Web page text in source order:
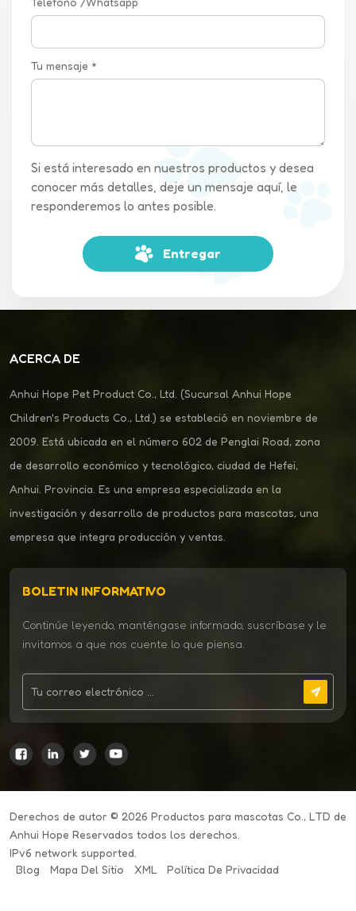
Tu mensaje *
Si está interesado en nuestros productos y desea
conocer más detalles, deje un mensaje aquí, le
responderemos lo antes posible.
Entregar
ACERCA DE
Anhui Hope Pet Product Co., Ltd. (Sucursal Anhui Hope
Children's Products Co., Ltd.) se estableció en noviembre de
2009. Está ubicada en el número 602 de Penglai Road, zona
de desarrollo económico y tecnológico, ciudad de Hefei,
Anhui. Provincia. Es una empresa especializada en la
investigación y desarrollo de productos para mascotas, una
empresa que integra producción y ventas.
BOLETIN INFORMATIVO
Continúe leyendo, manténgase informado, suscríbase y le
invitamos a que nos cuente lo que piensa.
Derechos de autor © 2026 Productos para mascotas Co., LTD de
Anhui Hope Reservados todos los derechos.
IPv6 network supported.
Blog
Mapa Del Sitio XML Política De Privacidad